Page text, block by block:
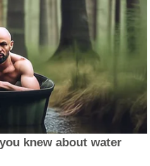
knew about water